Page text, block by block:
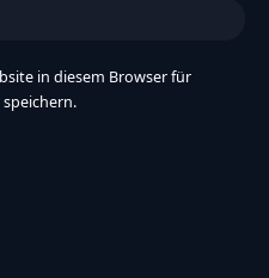
in diesem Browser für